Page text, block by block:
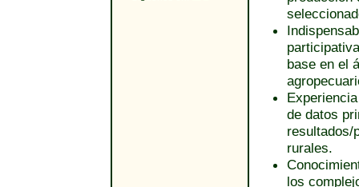
base en el
de datos
resultados/
rurales.
los